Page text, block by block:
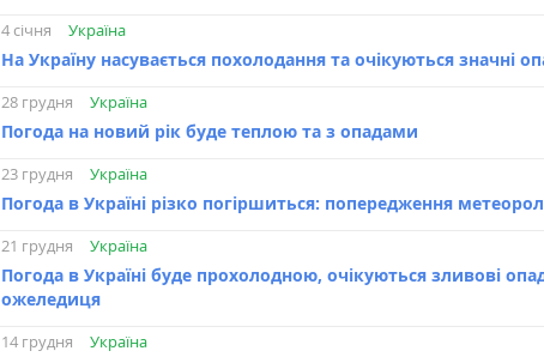
4 січня Україна
На Україну насувається похолодання та очікуються значні
28 грудня Україна
Погода на новий рік буде теплою та з опадами
23 грудня Україна
Погода в Україні різко погіршиться: попередження
21 грудня Україна
Погода в Україні буде прохолодною, очікуються зливові
ожеледиця
14 грудня Україна